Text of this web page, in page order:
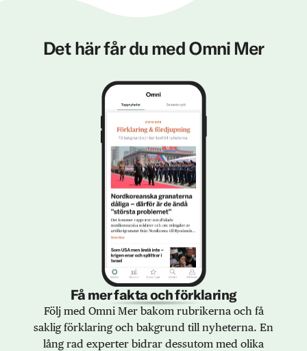
Det här får du med Omni Mer
Få mer fakta och förklaring
Följ med Omni Mer bakom rubrikerna och få
saklig förklaring och bakgrund till nyheterna. En
lång rad experter bidrar dessutom med olika